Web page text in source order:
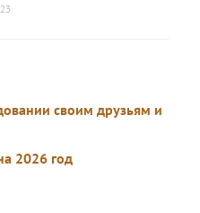
своим друзьям и
2026 год